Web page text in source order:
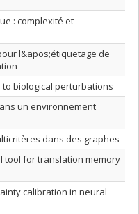
: complexité et
l&apos;étiquetage de
biological perturbations
un environnement
dans des graphes
tool for translation memory
calibration in neural